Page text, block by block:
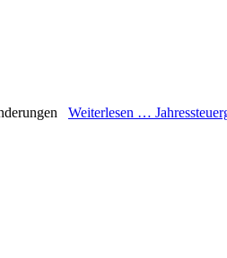
Weiterlesen …